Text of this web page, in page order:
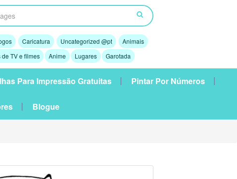
Caricatura Uncategorized @pt
Animais
de TV e filmes Anime Lugares Garotada
Para Impressão Gratuitas Pintar Por Números
Blogue